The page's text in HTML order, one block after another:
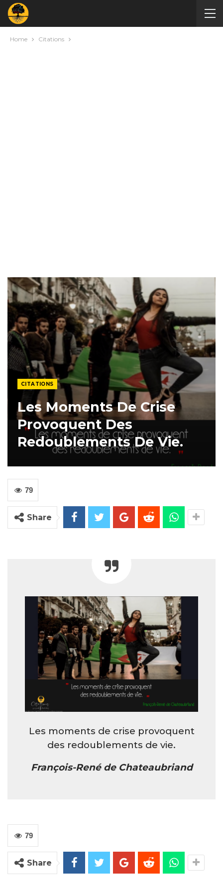
Home Citations
CITATIONS
Les Moments De Crise
Provoquent Des
Redoublements De Vie.
79
Share
Les moments de crise provoquent
des redoublements de vie.
François-René de Chateaubriand
79
Share